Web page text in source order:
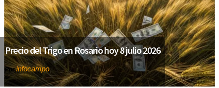
Precio del Trigo en Rosario hoy 8 julio 2026
Porinfocampo